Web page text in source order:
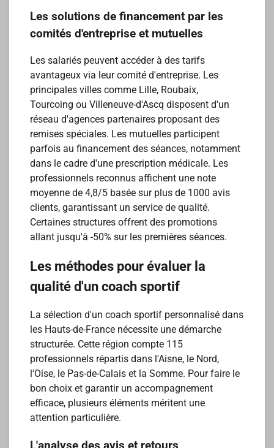
Les solutions de financement par les
comités d'entreprise et mutuelles
Les salariés peuvent accéder à des tarifs
avantageux via leur comité d'entreprise. Les
principales villes comme Lille, Roubaix,
Tourcoing ou Villeneuve-d'Ascq disposent d'un
réseau d'agences partenaires proposant des
remises spéciales. Les mutuelles participent
parfois au financement des séances, notamment
dans le cadre d'une prescription médicale. Les
professionnels reconnus affichent une note
moyenne de 4,8/5 basée sur plus de 1000 avis
clients, garantissant un service de qualité.
Certaines structures offrent des promotions
allant jusqu'à -50% sur les premières séances.
Les méthodes pour évaluer la
qualité d'un coach sportif
La sélection d'un coach sportif personnalisé dans
les Hauts-de-France nécessite une démarche
structurée. Cette région compte 115
professionnels répartis dans l'Aisne, le Nord,
l'Oise, le Pas-de-Calais et la Somme. Pour faire le
bon choix et garantir un accompagnement
efficace, plusieurs éléments méritent une
attention particulière.
L'analyse des avis et retours